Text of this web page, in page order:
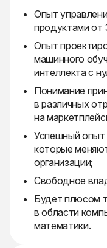
Опыт
продуктами от
Опыт
машинного
интеллекта с
Понимание
в различных
на
Успешный опыт
которые
организации;
Свободное
Будет плюсом
в области
математики.